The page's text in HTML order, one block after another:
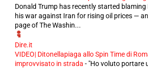
Donald Trump has recently started blaming
his war against Iran for rising oil prices —
page of The Washin...
Dire.it
VIDEO| Ditonellapiaga allo Spin Time di
improvvisato in strada - "Ho voluto portare